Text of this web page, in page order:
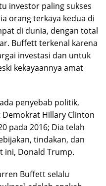
investor paling sukses
orang terkaya kedua di
di dunia, dengan total
Buffett terkenal karena
investasi dan untuk
kekayaannya amat
penyebab politik,
Hillary Clinton
pada 2016; Dia telah
tindakan, dan
ini, Donald Trump.
Buffett selalu